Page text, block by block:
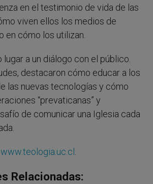
en el testimonio de vida de las
viven ellos los medios de
en cómo los utilizan.
lugar a un diálogo con el público.
destacaron cómo educar a los
las nuevas tecnologías y cómo
“prevaticanas” y
de comunicar una Iglesia cada
www.teologia.uc.cl .
Relacionadas: